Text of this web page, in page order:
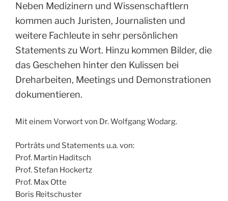
Neben Medizinern und Wissenschaftlern
kommen auch Juristen, Journalisten und
weitere Fachleute in sehr persönlichen
Statements zu Wort. Hinzu kommen Bilder, die
das Geschehen hinter den Kulissen bei
Dreharbeiten, Meetings und Demonstrationen
dokumentieren.
Mit einem Vorwort von Dr. Wolfgang Wodarg.
Porträts und Statements u.a. von:
Prof. Martin Haditsch
Prof. Stefan Hockertz
Prof. Max Otte
Boris Reitschuster